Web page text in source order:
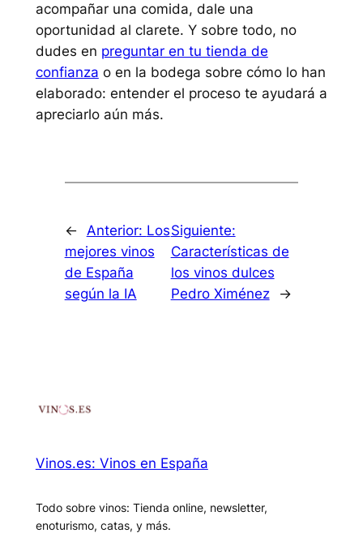
acompañar una comida, dale una
oportunidad al clarete. Y sobre todo, no
dudes en preguntar en tu tienda de
confianza o en la bodega sobre cómo lo han
elaborado: entender el proceso te ayudará a
apreciarlo aún más.
← Anterior: Los
mejores vinos
de España
según la IA
Siguiente:
Características de
los vinos dulces
Pedro Ximénez
→
Vinos.es: Vinos en España
Todo sobre vinos: Tienda online, newsletter,
enoturismo, catas, y más.